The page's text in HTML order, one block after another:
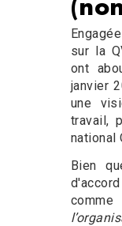
Chapô
sur la
ont
janvier
une
travail,
national
Bien